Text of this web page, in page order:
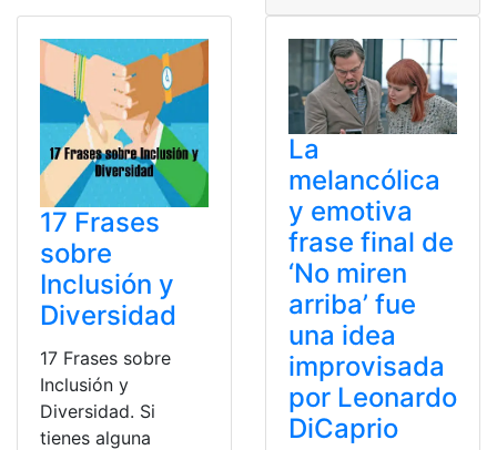
17 Frases
sobre
Inclusión y
Diversidad
17 Frases sobre
Inclusión y
Diversidad. Si
tienes alguna
La
melancólica
y emotiva
frase final de
‘No miren
arriba’ fue
una idea
improvisada
por Leonardo
DiCaprio